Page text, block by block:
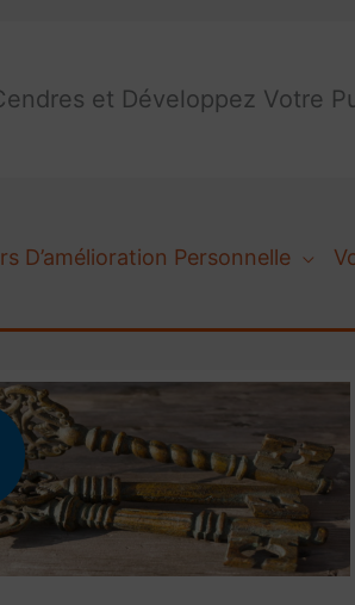
et Développez Votre
D’amélioration Personnelle